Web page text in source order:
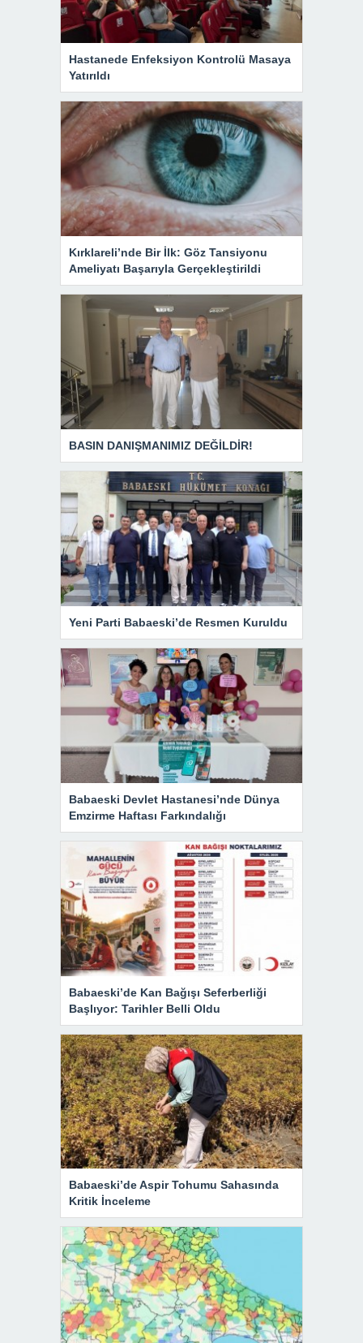
Hastanede Enfeksiyon Kontrolü Masaya
Yatırıldı
Kırklareli’nde Bir İlk: Göz Tansiyonu
Ameliyatı Başarıyla Gerçekleştirildi
BASIN DANIŞMANIMIZ DEĞİLDİR!
Yeni Parti Babaeski’de Resmen Kuruldu
Babaeski Devlet Hastanesi’nde Dünya
Emzirme Haftası Farkındalığı
Babaeski’de Kan Bağışı Seferberliği
Başlıyor: Tarihler Belli Oldu
Babaeski’de Aspir Tohumu Sahasında
Kritik İnceleme